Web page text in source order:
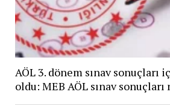
AÖL 3. dönem sınav
oldu: MEB AÖL sınav sonuçları